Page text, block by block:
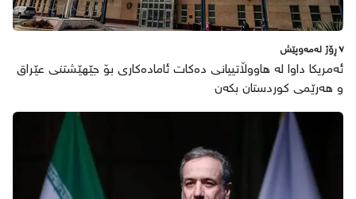
٧ ڕۆژ لەمەوپێش
ئەمریکا داوا لە هاووڵاتییانی دەکات ئامادەکاری بۆ جێهێشتنی عێراق
و هەرێمی کوردستان بکەن